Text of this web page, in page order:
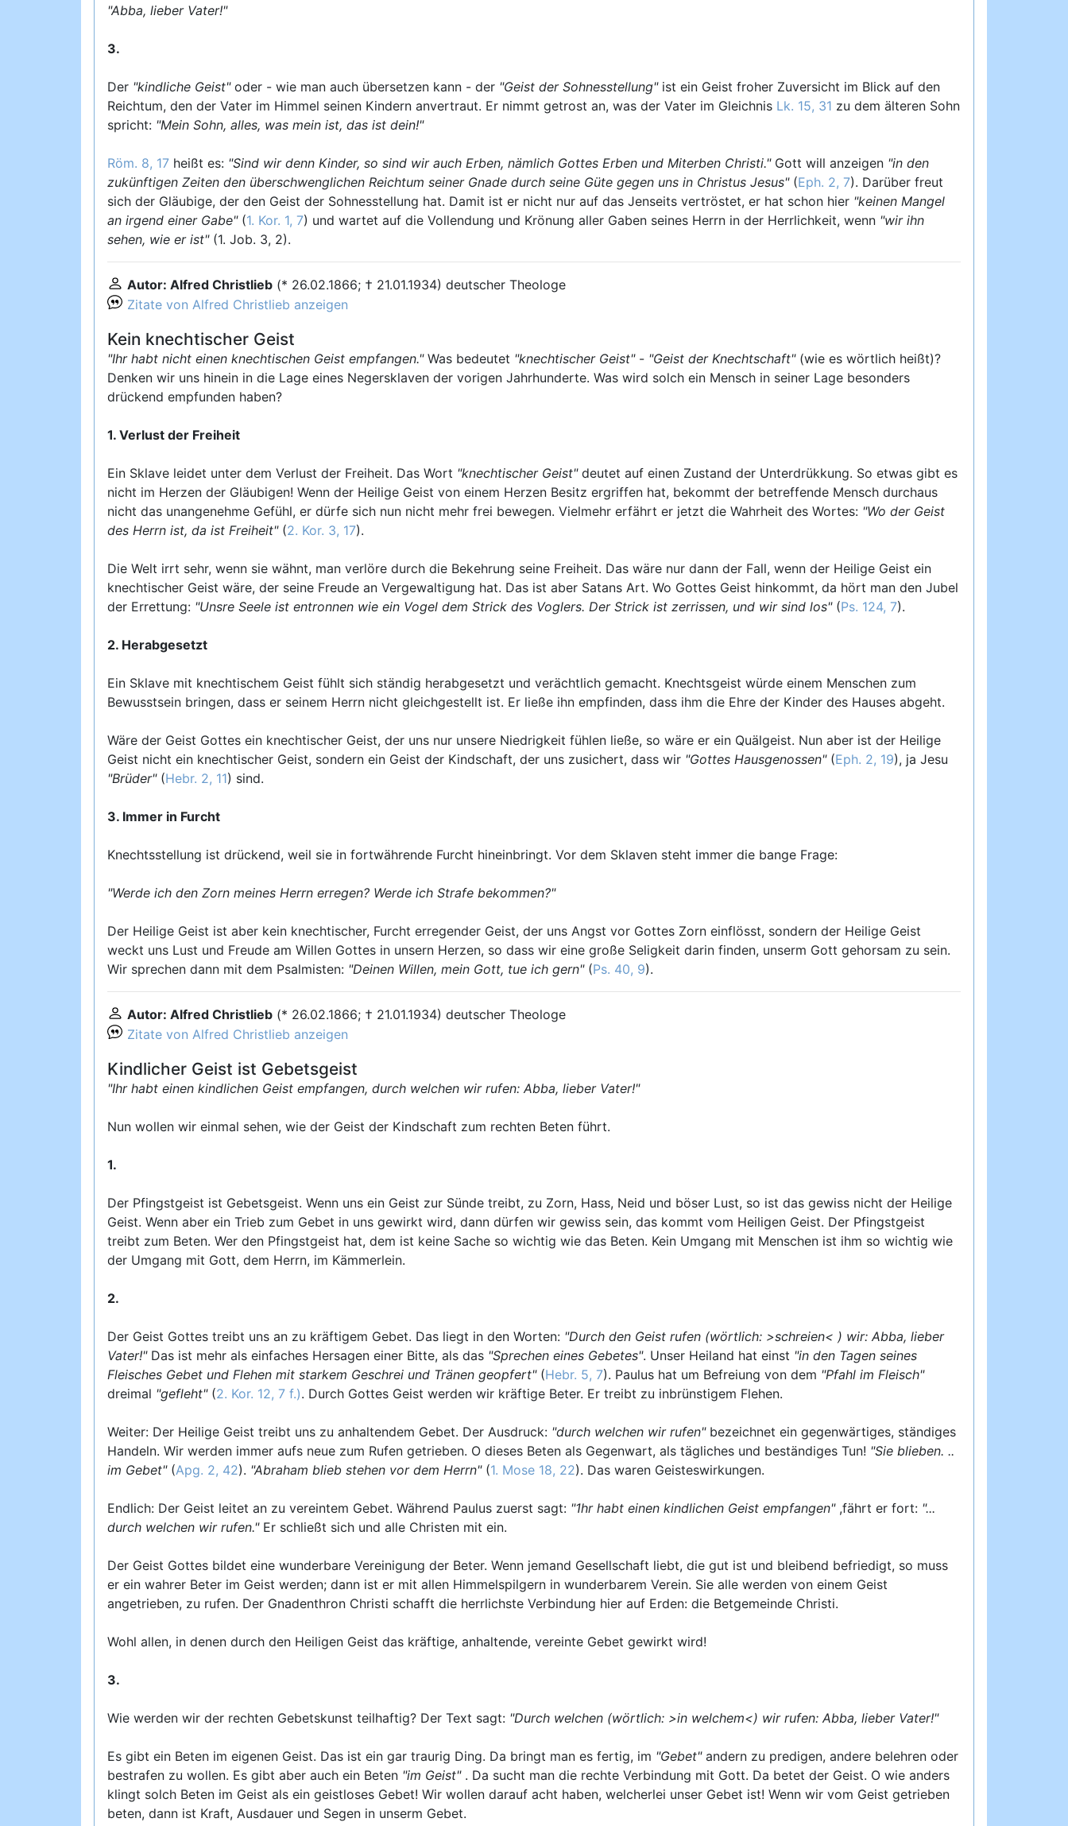
"Abba, lieber Vater!"
3.
Der "kindliche Geist"oder - wie man auch übersetzen kann - der "Geist der Sohnesstellung"ist ein Geist froher Zuversicht im Blick auf den
Reichtum, den der Vater im Himmel seinen Kindern anvertraut. Er nimmt getrost an, was der Vater im Gleichnis Lk. 15, 31 zu dem älteren Sohn
spricht: "Mein Sohn, alles, was mein ist, das ist dein!"
Röm. 8, 17 heißt es: "Sind wir denn Kinder, so sind wir auch Erben, nämlich Gottes Erben und Miterben Christi."Gott will anzeigen "in den
zukünftigen Zeiten den überschwenglichen Reichtum seiner Gnade durch seine Güte gegen uns in Christus Jesus"(Eph. 2, 7). Darüber freut
sich der Gläubige, der den Geist der Sohnesstellung hat. Damit ist er nicht nur auf das Jenseits vertröstet, er hat schon hier "keinen Mangel
an irgend einer Gabe"(1. Kor. 1, 7) und wartet auf die Vollendung und Krönung aller Gaben seines Herrn in der Herrlichkeit, wenn "wir ihn
sehen, wie er ist"(1. Job. 3, 2).
Autor: Alfred Christlieb (* 26.02.1866; † 21.01.1934) deutscher Theologe
Zitate von Alfred Christlieb anzeigen
Kein knechtischer Geist
"Ihr habt nicht einen knechtischen Geist empfangen."Was bedeutet "knechtischer Geist"- "Geist der Knechtschaft"(wie es wörtlich heißt)?
Denken wir uns hinein in die Lage eines Negersklaven der vorigen Jahrhunderte. Was wird solch ein Mensch in seiner Lage besonders
drückend empfunden haben?
1. Verlust der Freiheit
Ein Sklave leidet unter dem Verlust der Freiheit. Das Wort "knechtischer Geist"deutet auf einen Zustand der Unterdrükkung. So etwas gibt es
nicht im Herzen der Gläubigen! Wenn der Heilige Geist von einem Herzen Besitz ergriffen hat, bekommt der betreffende Mensch durchaus
nicht das unangenehme Gefühl, er dürfe sich nun nicht mehr frei bewegen. Vielmehr erfährt er jetzt die Wahrheit des Wortes: "Wo der Geist
des Herrn ist, da ist Freiheit"(2. Kor. 3, 17).
Die Welt irrt sehr, wenn sie wähnt, man verlöre durch die Bekehrung seine Freiheit. Das wäre nur dann der Fall, wenn der Heilige Geist ein
knechtischer Geist wäre, der seine Freude an Vergewaltigung hat. Das ist aber Satans Art. Wo Gottes Geist hinkommt, da hört man den Jubel
der Errettung: "Unsre Seele ist entronnen wie ein Vogel dem Strick des Voglers. Der Strick ist zerrissen, und wir sind los"(Ps. 124, 7).
2. Herabgesetzt
Ein Sklave mit knechtischem Geist fühlt sich ständig herabgesetzt und verächtlich gemacht. Knechtsgeist würde einem Menschen zum
Bewusstsein bringen, dass er seinem Herrn nicht gleichgestellt ist. Er ließe ihn empfinden, dass ihm die Ehre der Kinder des Hauses abgeht.
Wäre der Geist Gottes ein knechtischer Geist, der uns nur unsere Niedrigkeit fühlen ließe, so wäre er ein Quälgeist. Nun aber ist der Heilige
Geist nicht ein knechtischer Geist, sondern ein Geist der Kindschaft, der uns zusichert, dass wir "Gottes Hausgenossen"(Eph. 2, 19), ja Jesu
"Brüder"(Hebr. 2, 11) sind.
3. Immer in Furcht
Knechtsstellung ist drückend, weil sie in fortwährende Furcht hineinbringt. Vor dem Sklaven steht immer die bange Frage:
"Werde ich den Zorn meines Herrn erregen? Werde ich Strafe bekommen?"
Der Heilige Geist ist aber kein knechtischer, Furcht erregender Geist, der uns Angst vor Gottes Zorn einflösst, sondern der Heilige Geist
weckt uns Lust und Freude am Willen Gottes in unsern Herzen, so dass wir eine große Seligkeit darin finden, unserm Gott gehorsam zu sein.
Wir sprechen dann mit dem Psalmisten: "Deinen Willen, mein Gott, tue ich gern"(Ps. 40, 9).
Autor: Alfred Christlieb (* 26.02.1866; † 21.01.1934) deutscher Theologe
Zitate von Alfred Christlieb anzeigen
Kindlicher Geist ist Gebetsgeist
"Ihr habt einen kindlichen Geist empfangen, durch welchen wir rufen: Abba, lieber Vater!"
Nun wollen wir einmal sehen, wie der Geist der Kindschaft zum rechten Beten führt.
1.
Der Pfingstgeist ist Gebetsgeist. Wenn uns ein Geist zur Sünde treibt, zu Zorn, Hass, Neid und böser Lust, so ist das gewiss nicht der Heilige
Geist. Wenn aber ein Trieb zum Gebet in uns gewirkt wird, dann dürfen wir gewiss sein, das kommt vom Heiligen Geist. Der Pfingstgeist
treibt zum Beten. Wer den Pfingstgeist hat, dem ist keine Sache so wichtig wie das Beten. Kein Umgang mit Menschen ist ihm so wichtig wie
der Umgang mit Gott, dem Herrn, im Kämmerlein.
2.
Der Geist Gottes treibt uns an zu kräftigem Gebet. Das liegt in den Worten: "Durch den Geist rufen (wörtlich: >schreien< ) wir: Abba, lieber
Vater!"Das ist mehr als einfaches Hersagen einer Bitte, als das "Sprechen eines Gebetes". Unser Heiland hat einst "in den Tagen seines
Fleisches Gebet und Flehen mit starkem Geschrei und Tränen geopfert"(Hebr. 5, 7). Paulus hat um Befreiung von dem "Pfahl im Fleisch"
dreimal "gefleht"(2. Kor. 12, 7 f.). Durch Gottes Geist werden wir kräftige Beter. Er treibt zu inbrünstigem Flehen.
Weiter: Der Heilige Geist treibt uns zu anhaltendem Gebet. Der Ausdruck: "durch welchen wir rufen"bezeichnet ein gegenwärtiges, ständiges
Handeln. Wir werden immer aufs neue zum Rufen getrieben. O dieses Beten als Gegenwart, als tägliches und beständiges Tun! "Sie blieben. ..
im Gebet"(Apg. 2, 42). "Abraham blieb stehen vor dem Herrn"(1. Mose 18, 22). Das waren Geisteswirkungen.
Endlich: Der Geist leitet an zu vereintem Gebet. Während Paulus zuerst sagt: "1hr habt einen kindlichen Geist empfangen",fährt er fort: "...
durch welchen wir rufen."Er schließt sich und alle Christen mit ein.
Der Geist Gottes bildet eine wunderbare Vereinigung der Beter. Wenn jemand Gesellschaft liebt, die gut ist und bleibend befriedigt, so muss
er ein wahrer Beter im Geist werden; dann ist er mit allen Himmelspilgern in wunderbarem Verein. Sie alle werden von einem Geist
angetrieben, zu rufen. Der Gnadenthron Christi schafft die herrlichste Verbindung hier auf Erden: die Betgemeinde Christi.
Wohl allen, in denen durch den Heiligen Geist das kräftige, anhaltende, vereinte Gebet gewirkt wird!
3.
Wie werden wir der rechten Gebetskunst teilhaftig? Der Text sagt: "Durch welchen (wörtlich: >in welchem<) wir rufen: Abba, lieber Vater!"
Es gibt ein Beten im eigenen Geist. Das ist ein gar traurig Ding. Da bringt man es fertig, im "Gebet"andern zu predigen, andere belehren oder
bestrafen zu wollen. Es gibt aber auch ein Beten "im Geist". Da sucht man die rechte Verbindung mit Gott. Da betet der Geist. O wie anders
klingt solch Beten im Geist als ein geistloses Gebet! Wir wollen darauf acht haben, welcherlei unser Gebet ist! Wenn wir vom Geist getrieben
beten, dann ist Kraft, Ausdauer und Segen in unserm Gebet.